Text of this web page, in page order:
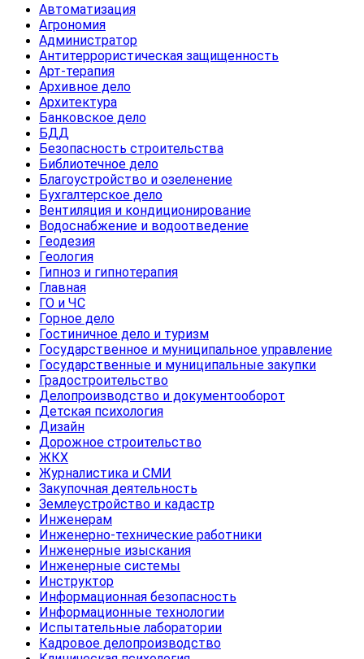
Автоматизация
Агрономия
Администратор
Антитеррористическая защищенность
Арт-терапия
Архивное дело
Архитектура
Банковское дело
БДД
Безопасность строительства
Библиотечное дело
Благоустройство и озеленение
Бухгалтерское дело
Вентиляция и кондиционирование
Водоснабжение и водоотведение
Геодезия
Геология
Гипноз и гипнотерапия
Главная
ГО и ЧС
Горное дело
Гостиничное дело и туризм
Государственное и муниципальное управление
Государственные и муниципальные закупки
Градостроительство
Делопроизводство и документооборот
Детская психология
Дизайн
Дорожное строительство
ЖКХ
Журналистика и СМИ
Закупочная деятельность
Землеустройство и кадастр
Инженерам
Инженерно-технические работники
Инженерные изыскания
Инженерные системы
Инструктор
Информационная безопасность
Информационные технологии
Испытательные лаборатории
Кадровое делопроизводство